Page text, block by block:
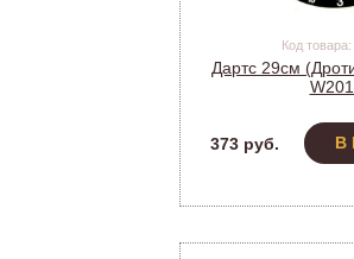
Код
Дартс 29см
373 руб. В